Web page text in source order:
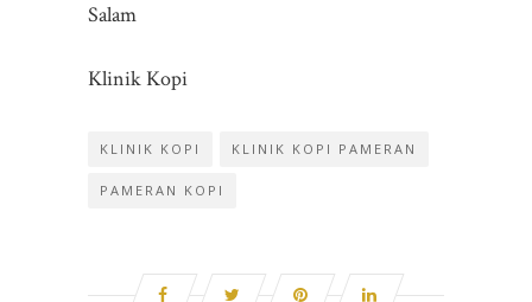
Salam
Klinik Kopi
KLINIK KOPI KLINIK KOPI PAMERAN
PAMERAN KOPI